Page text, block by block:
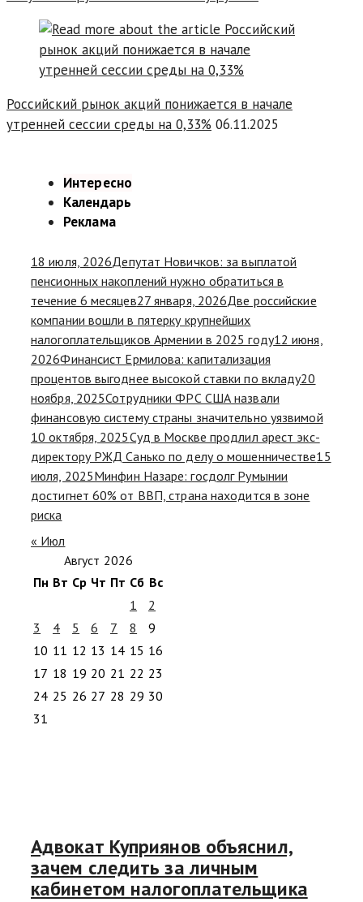
Российский рынок акций понижается в начале
утренней сессии среды на 0,33% 06.11.2025
Интересно
Календарь
Реклама
18 июля, 2026Депутат Новичков: за выплатой
пенсионных накоплений нужно обратиться в
течение 6 месяцев27 января, 2026Две российские
компании вошли в пятерку крупнейших
налогоплательщиков Армении в 2025 году12 июня,
2026Финансист Ермилова: капитализация
процентов выгоднее высокой ставки по вкладу20
ноября, 2025Сотрудники ФРС США назвали
финансовую систему страны значительно уязвимой
10 октября, 2025Суд в Москве продлил арест экс-
директору РЖД Санько по делу о мошенничестве15
июля, 2025Минфин Назаре: госдолг Румынии
достигнет 60% от ВВП, страна находится в зоне
риска
« Июл
Август 2026
Пн Вт Ср Чт Пт Сб Вс
1
2
3
4 5 6 7 8
9
10 11 12 13 14 15 16
17 18 19 20 21 22 23
24 25 26 27 28 29 30
31
Адвокат Куприянов объяснил,
зачем следить за личным
кабинетом налогоплательщика